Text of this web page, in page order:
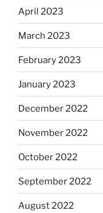
April 2023
March 2023
February 2023
January 2023
December 2022
November 2022
October 2022
September 2022
August 2022